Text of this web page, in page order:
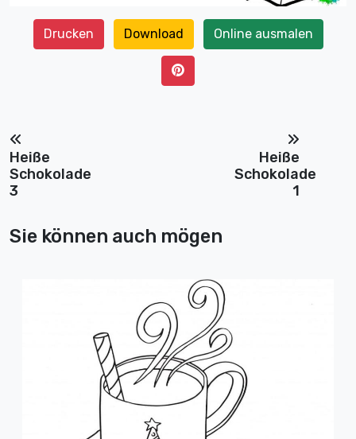
Drucken Download Online ausmalen
Heiße
Schokolade
3
Heiße
Schokolade
1
Sie können auch mögen